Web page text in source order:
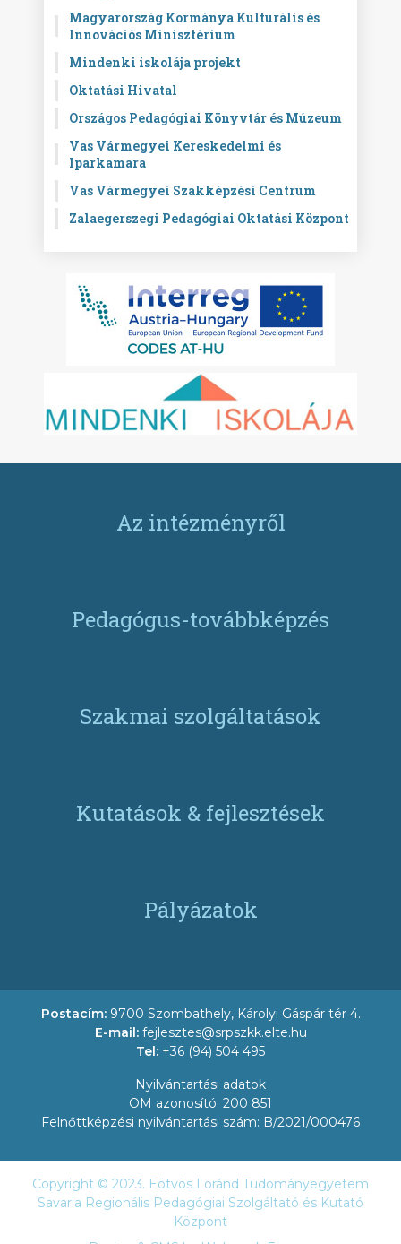
Magyarország Kormánya Kulturális és
Innovációs Minisztérium
Mindenki iskolája projekt
Oktatási Hivatal
Országos Pedagógiai Könyvtár és Múzeum
Vas Vármegyei Kereskedelmi és
Iparkamara
Vas Vármegyei Szakképzési Centrum
Zalaegerszegi Pedagógiai Oktatási Központ
Az intézményről
Pedagógus-továbbképzés
Szakmai szolgáltatások
Kutatások & fejlesztések
Pályázatok
Postacím: 9700 Szombathely, Károlyi Gáspár tér 4.
E-mail: fejlesztes@srpszkk.elte.hu
Tel: +36 (94) 504 495
Nyilvántartási adatok
OM azonosító: 200 851
Felnőttképzési nyilvántartási szám: B/2021/000476
Copyright © 2023. Eötvös Loránd Tudományegyetem
Savaria Regionális Pedagógiai Szolgáltató és Kutató
Központ